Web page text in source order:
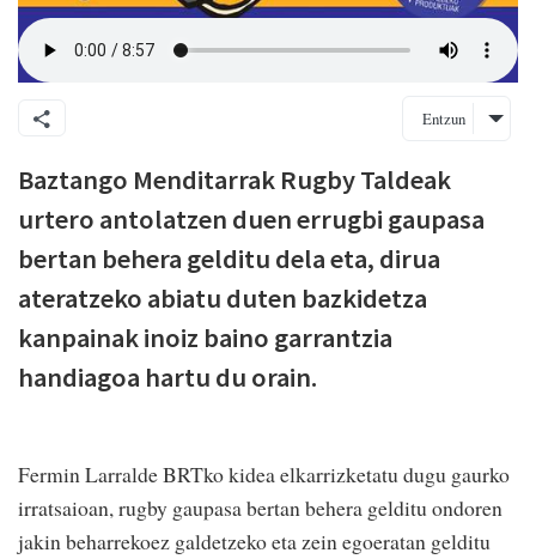
Entzun
Baztango Menditarrak Rugby Taldeak
urtero antolatzen duen errugbi gaupasa
bertan behera gelditu dela eta, dirua
ateratzeko abiatu duten bazkidetza
kanpainak inoiz baino garrantzia
handiagoa hartu du orain.
Fermin Larralde BRTko kidea elkarrizketatu dugu gaurko
irratsaioan, rugby gaupasa bertan behera gelditu ondoren
jakin beharrekoez galdetzeko eta zein egoeratan gelditu